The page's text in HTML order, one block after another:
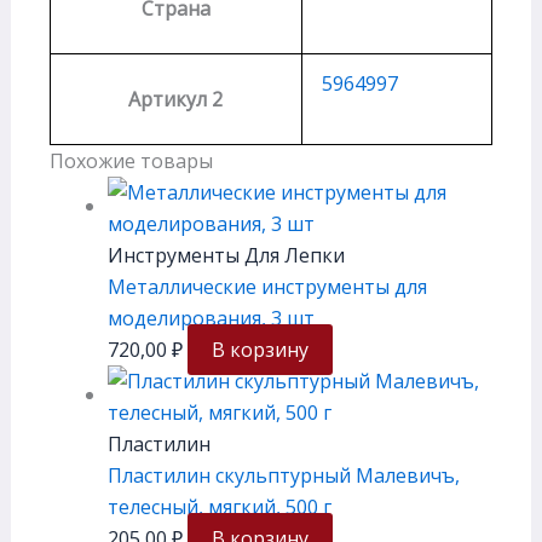
Страна
Артикул 2
5964997
Похожие товары
Инструменты Для Лепки
Металлические инструменты для
моделирования, 3 шт
720,00 ₽ В корзину
Пластилин
Пластилин скульптурный Малевичъ,
телесный, мягкий, 500 г